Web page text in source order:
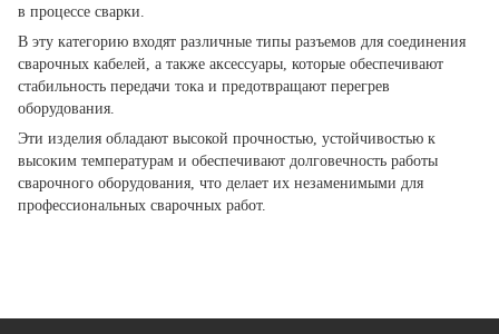
в процессе сварки.
В эту категорию входят различные типы разъемов для соединения
сварочных кабелей, а также аксессуары, которые обеспечивают
стабильность передачи тока и предотвращают перегрев
оборудования.
Эти изделия обладают высокой прочностью, устойчивостью к
высоким температурам и обеспечивают долговечность работы
сварочного оборудования, что делает их незаменимыми для
профессиональных сварочных работ.